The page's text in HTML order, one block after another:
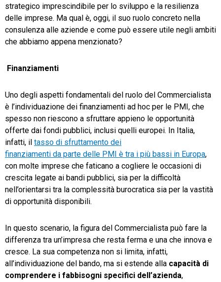
strategico imprescindibile per lo sviluppo e la resilienza
delle imprese. Ma qual è, oggi, il suo ruolo concreto nella
consulenza alle aziende e come può essere utile negli ambiti
che abbiamo appena menzionato?
Finanziamenti
Uno degli aspetti fondamentali del ruolo del Commercialista
è l’individuazione dei finanziamenti ad hoc per le PMI, che
spesso non riescono a sfruttare appieno le opportunità
offerte dai fondi pubblici, inclusi quelli europei. In Italia,
infatti, il tasso di sfruttamento dei
finanziamenti da parte delle PMI è tra i più bassi in Europa,
con molte imprese che faticano a cogliere le occasioni di
crescita legate ai bandi pubblici, sia per la difficoltà
nell’orientarsi tra la complessità burocratica sia per la vastità
di opportunità disponibili.
In questo scenario, la figura del Commercialista può fare la
differenza tra un’impresa che resta ferma e una che innova e
cresce. La sua competenza non si limita, infatti,
all’individuazione del bando, ma si estende alla capacità di
comprendere i fabbisogni specifici dell’azienda,